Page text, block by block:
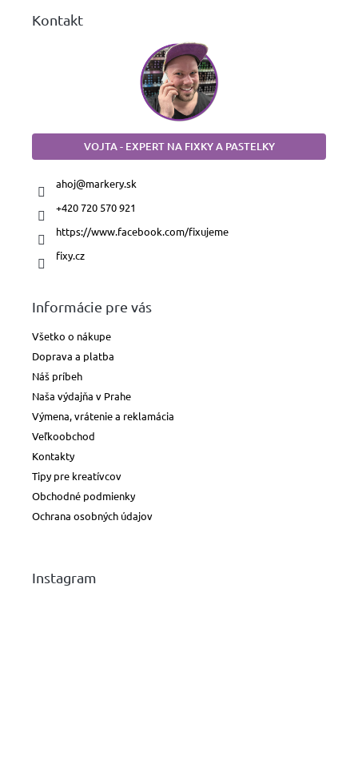
Kontakt
VOJTA - EXPERT NA FIXKY A PASTELKY
ahoj@markery.sk
+420 720 570 921
https://www.facebook.com/fixujeme
fixy.cz
Informácie pre vás
Všetko o nákupe
Doprava a platba
Náš príbeh
Naša výdajňa v Prahe
Výmena, vrátenie a reklamácia
Veľkoobchod
Kontakty
Tipy pre kreatívcov
Obchodné podmienky
Ochrana osobných údajov
Instagram